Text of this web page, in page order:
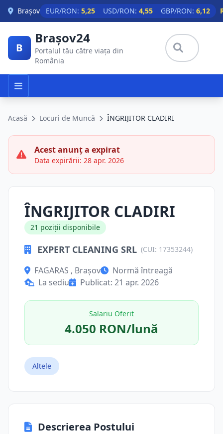
Skip to main content
Brașov EUR/RON: 5,25 USD/RON: 4,55 GBP/RON: 6,12
B
Brașov24
Portalul tău către viața din
România
Acasă Locuri de Muncă ÎNGRIJITOR CLADIRI
Acest anunț a expirat
Data expirării: 28 apr. 2026
ÎNGRIJITOR CLADIRI
21 poziții disponibile
EXPERT CLEANING SRL (CUI: 17353244)
FAGARAS , Brașov
Normă întreagă
La sediu
Publicat: 21 apr. 2026
Salariu Oferit
4.050 RON/lună
Altele
Descrierea Postului